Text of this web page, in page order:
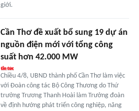
giới.
Cần Thơ đề xuất bổ sung 19 dự án
nguồn điện mới với tổng công
suất hơn 42.000 MW
Chiều 4/8, UBND thành phố Cần Thơ làm việc
với Đoàn công tác Bộ Công Thương do Thứ
trưởng Trương Thanh Hoài làm Trưởng đoàn
về định hướng phát triển công nghiệp, năng